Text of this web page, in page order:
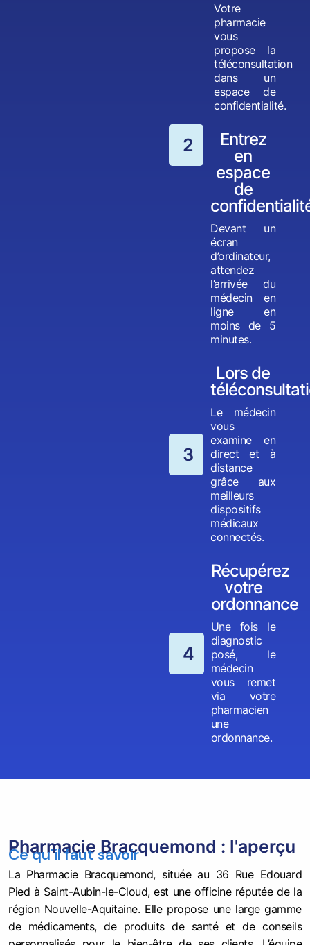
Votre
pharmacie
vous
propose la
téléconsultation
dans un
espace de
confidentialité.
2
Entrez
en
espace
de
Devant un
écran
d’ordinateur,
attendez
l’arrivée du
médecin en
ligne en
moins de 5
minutes.
3
Lors de
Le médecin
vous
examine en
direct et à
distance
grâce aux
meilleurs
dispositifs
médicaux
connectés.
4
Récupérez
votre
ordonnance
Une fois le
diagnostic
posé, le
médecin
vous remet
via votre
pharmacien
une
ordonnance.
Pharmacie Bracquemond : l'aperçu
Ce qu'il faut savoir
La Pharmacie Bracquemond, située au 36 Rue Edouard
Pied à Saint-Aubin-le-Cloud, est une officine réputée de la
région Nouvelle-Aquitaine. Elle propose une large gamme
de médicaments, de produits de santé et de conseils